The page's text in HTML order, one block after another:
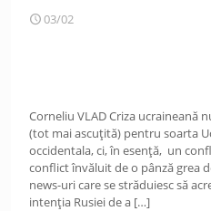
03/02
Corneliu VLAD Criza ucraineană
(tot mai ascuțită) pentru soarta
occidentala, ci, în esență, un
conflict învăluit de o pânză grea
news-uri care se străduiesc să
intenția Rusiei de a […]